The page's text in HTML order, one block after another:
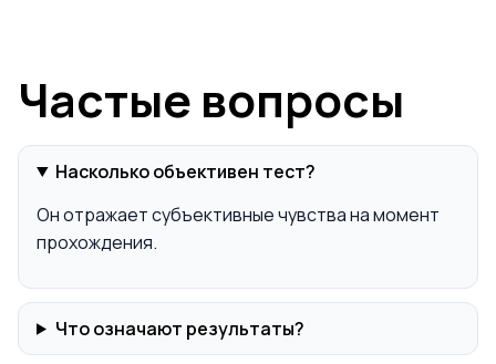
Частые вопросы
Насколько объективен тест?
Он отражает субъективные чувства на момент
прохождения.
Что означают результаты?